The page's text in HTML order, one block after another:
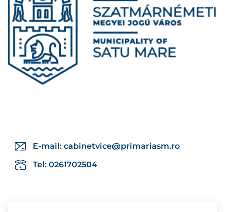
E-mail: cabinetvice@primariasm.ro
Tel: 0261702504